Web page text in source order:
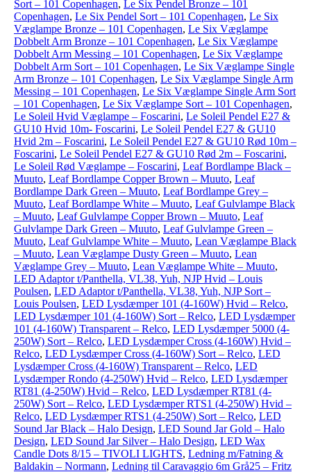
Sort – 101 Copenhagen, Le Six Pendel Bronze – 101
Copenhagen, Le Six Pendel Sort – 101 Copenhagen, Le Six
Væglampe Bronze – 101 Copenhagen, Le Six Væglampe
Dobbelt Arm Bronze – 101 Copenhagen, Le Six Væglampe
Dobbelt Arm Messing – 101 Copenhagen, Le Six Væglampe
Dobbelt Arm Sort – 101 Copenhagen, Le Six Væglampe Single
Arm Bronze – 101 Copenhagen, Le Six Væglampe Single Arm
Messing – 101 Copenhagen, Le Six Væglampe Single Arm Sort
– 101 Copenhagen, Le Six Væglampe Sort – 101 Copenhagen,
Le Soleil Hvid Væglampe – Foscarini, Le Soleil Pendel E27 &
GU10 Hvid 10m- Foscarini, Le Soleil Pendel E27 & GU10
Hvid 2m – Foscarini, Le Soleil Pendel E27 & GU10 Rød 10m –
Foscarini, Le Soleil Pendel E27 & GU10 Rød 2m – Foscarini,
Le Soleil Rød Væglampe – Foscarini, Leaf Bordlampe Black –
Muuto, Leaf Bordlampe Copper Brown – Muuto, Leaf
Bordlampe Dark Green – Muuto, Leaf Bordlampe Grey –
Muuto, Leaf Bordlampe White – Muuto, Leaf Gulvlampe Black
– Muuto, Leaf Gulvlampe Copper Brown – Muuto, Leaf
Gulvlampe Dark Green – Muuto, Leaf Gulvlampe Green –
Muuto, Leaf Gulvlampe White – Muuto, Lean Væglampe Black
– Muuto, Lean Væglampe Dusty Green – Muuto, Lean
Væglampe Grey – Muuto, Lean Væglampe White – Muuto,
LED Adaptor t/Panthella, VL38, Yuh, NJP Hvid – Louis
Poulsen, LED Adaptor t/Panthella, VL38, Yuh, NJP Sort –
Louis Poulsen, LED Lysdæmper 101 (4-160W) Hvid – Relco,
LED Lysdæmper 101 (4-160W) Sort – Relco, LED Lysdæmper
101 (4-160W) Transparent – Relco, LED Lysdæmper 5000 (4-
250W) Sort – Relco, LED Lysdæmper Cross (4-160W) Hvid –
Relco, LED Lysdæmper Cross (4-160W) Sort – Relco, LED
Lysdæmper Cross (4-160W) Transparent – Relco, LED
Lysdæmper Rondo (4-250W) Hvid – Relco, LED Lysdæmper
RT81 (4-250W) Hvid – Relco, LED Lysdæmper RT81 (4-
250W) Sort – Relco, LED Lysdæmper RTS1 (4-250W) Hvid –
Relco, LED Lysdæmper RTS1 (4-250W) Sort – Relco, LED
Sound Jar Black – Halo Design, LED Sound Jar Gold – Halo
Design, LED Sound Jar Silver – Halo Design, LED Wax
Candle Dots 8/15 – TIVOLI LIGHTS, Ledning m/Fatning &
Baldakin – Normann, Ledning til Caravaggio 6m Grå25 – Fritz